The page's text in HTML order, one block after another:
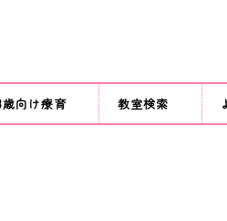
歳向け療育 教室検索